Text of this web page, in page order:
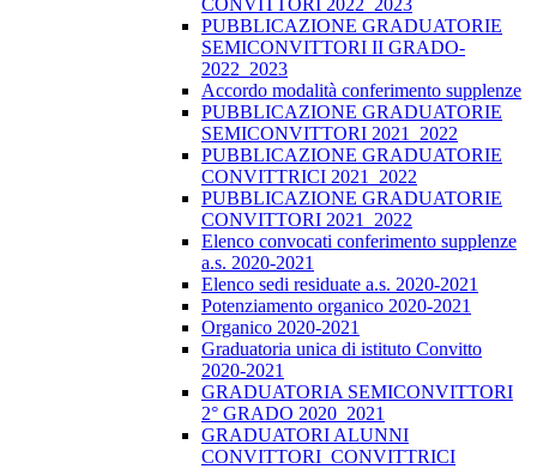
CONVITTORI 2022_2023
PUBBLICAZIONE GRADUATORIE
SEMICONVITTORI II GRADO-
2022_2023
Accordo modalità conferimento supplenze
PUBBLICAZIONE GRADUATORIE
SEMICONVITTORI 2021_2022
PUBBLICAZIONE GRADUATORIE
CONVITTRICI 2021_2022
PUBBLICAZIONE GRADUATORIE
CONVITTORI 2021_2022
Elenco convocati conferimento supplenze
a.s. 2020-2021
Elenco sedi residuate a.s. 2020-2021
Potenziamento organico 2020-2021
Organico 2020-2021
Graduatoria unica di istituto Convitto
2020-2021
GRADUATORIA SEMICONVITTORI
2° GRADO 2020_2021
GRADUATORI ALUNNI
CONVITTORI_CONVITTRICI